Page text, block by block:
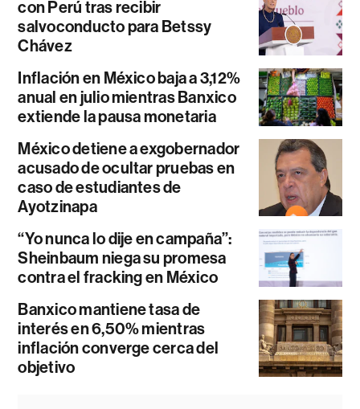
con Perú tras recibir
salvoconducto para Betssy
Chávez
Inflación en México baja a 3,12%
anual en julio mientras Banxico
extiende la pausa monetaria
México detiene a exgobernador
acusado de ocultar pruebas en
caso de estudiantes de
Ayotzinapa
“Yo nunca lo dije en campaña”:
Sheinbaum niega su promesa
contra el fracking en México
Banxico mantiene tasa de
interés en 6,50% mientras
inflación converge cerca del
objetivo